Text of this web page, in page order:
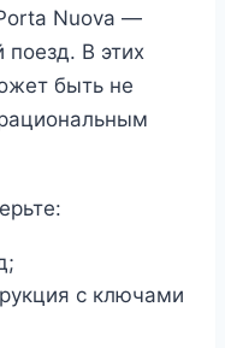
Nuova —
поезд. В этих
быть не
с ключами